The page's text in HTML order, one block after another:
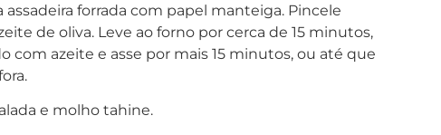
forrada com papel manteiga. Pincele
de oliva. Leve ao forno por cerca de 15 minutos,
com azeite e asse por mais 15 minutos, ou até que
e molho tahine.